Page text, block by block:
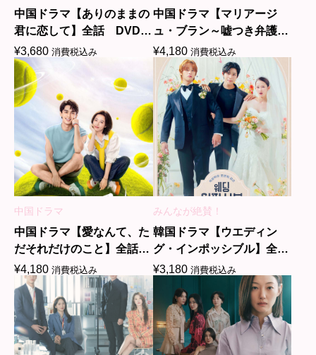
中国ドラマ【ありのままの
君に恋して】全話 DVD＆
Blu-ray
¥3,680 消費税込み
中国ドラマ【マリアージ
ュ・ブラン～嘘つき弁護士
の愛の法則～】全話 DVD
＆Blu-ray
¥4,180 消費税込み
中国ドラマ
中国ドラマ【愛なんて、た
だそれだけのこと】全話
DVD＆Blu-ray
¥4,180 消費税込み
みんなが絶賛！
韓国ドラマ【ウエディン
グ・インポッシブル】全
話 DVD＆Blu-ray
¥3,180 消費税込み